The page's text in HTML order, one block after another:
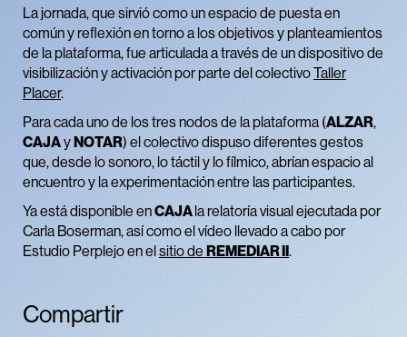
La jornada, que sirvió como un espacio de puesta en
común y reflexión en torno a los objetivos y planteamientos
de la plataforma, fue articulada a través de un dispositivo de
visibilización y activación por parte del colectivoTaller
Placer.
Para cada uno de los tres nodos de la plataforma (ALZAR,
CAJAyNOTAR) el colectivo dispuso diferentes gestos
que, desde lo sonoro, lo táctil y lo fílmico, abrían espacio al
encuentro y la experimentación entre las participantes.
Ya está disponible enCAJAla relatoría visual ejecutada por
Carla Boserman, así como el vídeo llevado a cabo por
Estudio Perplejo en elsitio de REMEDIAR II.
Compartir